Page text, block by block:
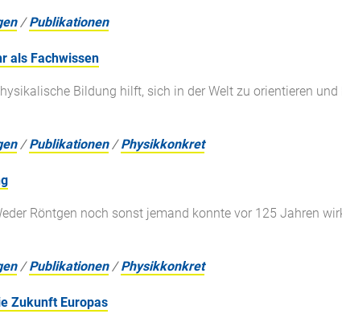
/Publikationen
als Fachwissen
Bildung hilft, sich in der Welt zu orientieren
/Publikationen /Physikkonkret
Röntgen noch sonst jemand konnte vor 125 Jahren
/Publikationen /Physikkonkret
Zukunft Europas